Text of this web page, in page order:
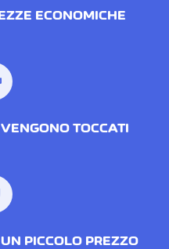
ECONOMICHE
TOCCATI
PICCOLO PREZZO